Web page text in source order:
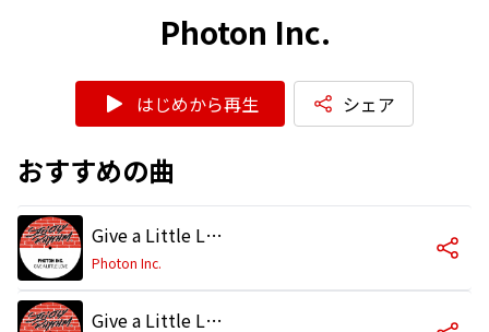
Photon Inc.
はじめから再生 シェア
おすすめの曲
Give a Little Love (Photon's Deep Vocal Mix)
Photon Inc.
Give a Little Love (Photon's Disco House House Mix)